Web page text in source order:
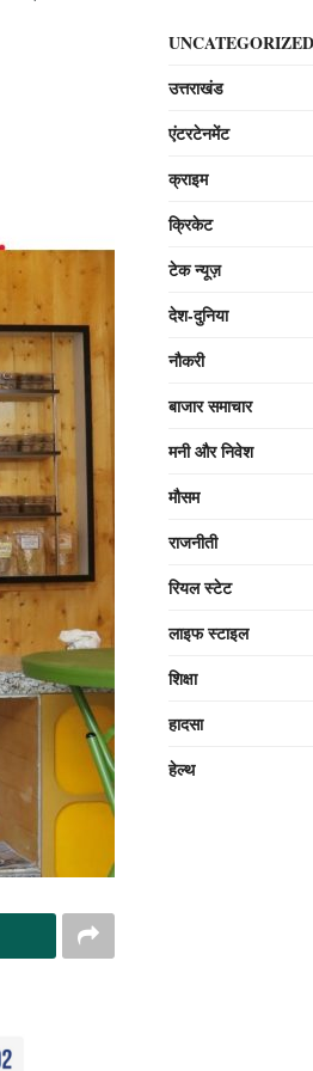
UNCATEGORIZED
उत्तराखंड
एंटरटेनमेंट
क्राइम
क्रिकेट
टेक न्यूज़
देश-दुनिया
नौकरी
बाजार समाचार
मनी और निवेश
मौसम
राजनीती
रियल स्टेट
लाइफ स्टाइल
शिक्षा
हादसा
हेल्थ